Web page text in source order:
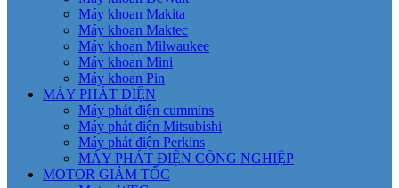
Máy khoan Makita
Máy khoan Maktec
Máy khoan Milwaukee
Máy khoan Mini
Máy khoan Pin
MÁY PHÁT ĐIỆN
Máy phát điện cummins
Máy phát điện Mitsubishi
Máy phát điện Perkins
MÁY PHÁT ĐIỆN CÔNG NGHIỆP
MOTOR GIẢM TỐC